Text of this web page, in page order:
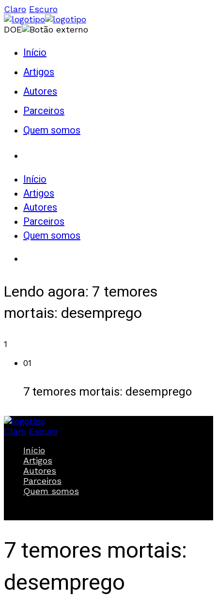
Claro Escuro
DOE
Início
Artigos
Autores
Parceiros
Quem somos
Início
Artigos
Autores
Parceiros
Quem somos
Lendo agora: 7 temores
mortais: desemprego
1
01
7 temores mortais: desemprego
Claro Escuro
Início
Artigos
Autores
Parceiros
Quem somos
7 temores mortais:
desemprego